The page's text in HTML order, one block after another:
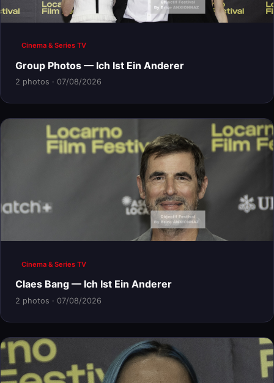
Cinema & Series TV
Group Photos — Ich Ist Ein Anderer
2 photos · 07/08/2026
Cinema & Series TV
Claes Bang — Ich Ist Ein Anderer
2 photos · 07/08/2026